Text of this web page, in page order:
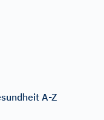
A-Z